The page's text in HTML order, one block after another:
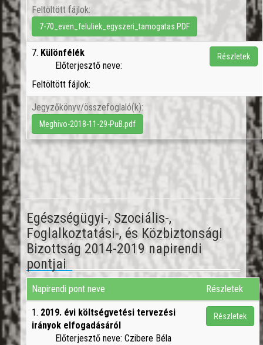
Feltöltött fájlok:
7-70_even_feluliek_egyszeri_tamogatas.PDF
7. Különfélék
Előterjesztő neve:
Feltöltött fájlok:
Részletek
Jegyzőkönyv/összefoglaló(k):
Meghivo-2018-11-29-PuB.pdf
Egészségügyi-, Szociális-,
Foglalkoztatási-, és Közbiztonsági
Bizottság 2014-2019 napirendi
pontjai
Napirendi pont neve Részletek
1. 2019. évi költségvetési tervezési
irányok elfogadásáról
Előterjesztő neve: Czibere Béla
Részletek